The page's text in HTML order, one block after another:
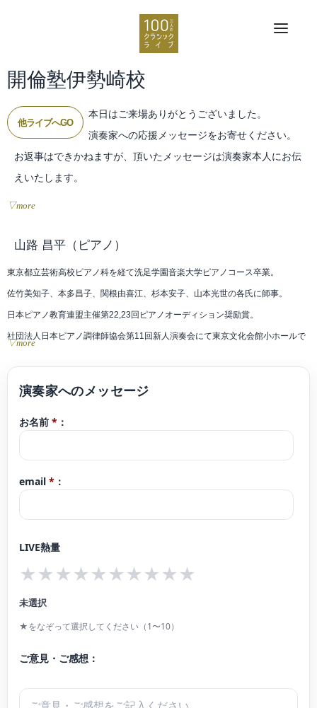
開倫塾伊勢崎校
他ライブへGO
本日はご来場ありがとうございました。
演奏家への応援メッセージをお寄せください。
お返事はできかねますが、頂いたメッセージは演奏家本人にお伝
えいたします。
▽more
山路 昌平 （ピアノ）
東京都立芸術高校ピアノ科を経て洗足学園音楽大学ピアノコース卒業。
佐竹美知子、本多昌子、関根由喜江、杉本安子、山本光世の各氏に師事。
日本ピアノ教育連盟主催第22,23回ピアノオーディション奨励賞。
社団法人日本ピアノ調律師協会第11回新人演奏会にて東京文化会館小ホールで
ブログコンサート予定 https://ameblo.jp/9314yamajisyouhei/
クラシックyoutubeチャンネル「さんチャンネル」2020年開設。
▽more
お名前 * ：
email * ：
LIVE熱量
★★★★★★★★★★
未選択
★をなぞって選択してください（1〜10）
ご意見・ご感想：